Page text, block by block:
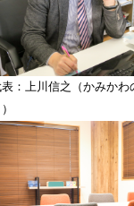
：上川信之（かみかわ